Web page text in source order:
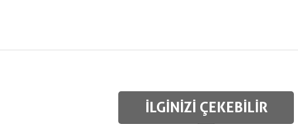
İLGINIZI ÇEKEBILIR